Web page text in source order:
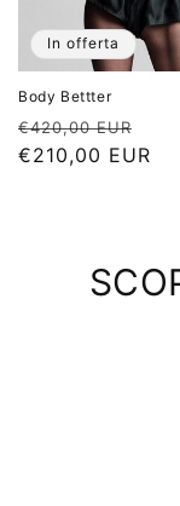
In offerta
Body Bettter
Prezzo
di
€420,00 EUR
€210,00 EUR